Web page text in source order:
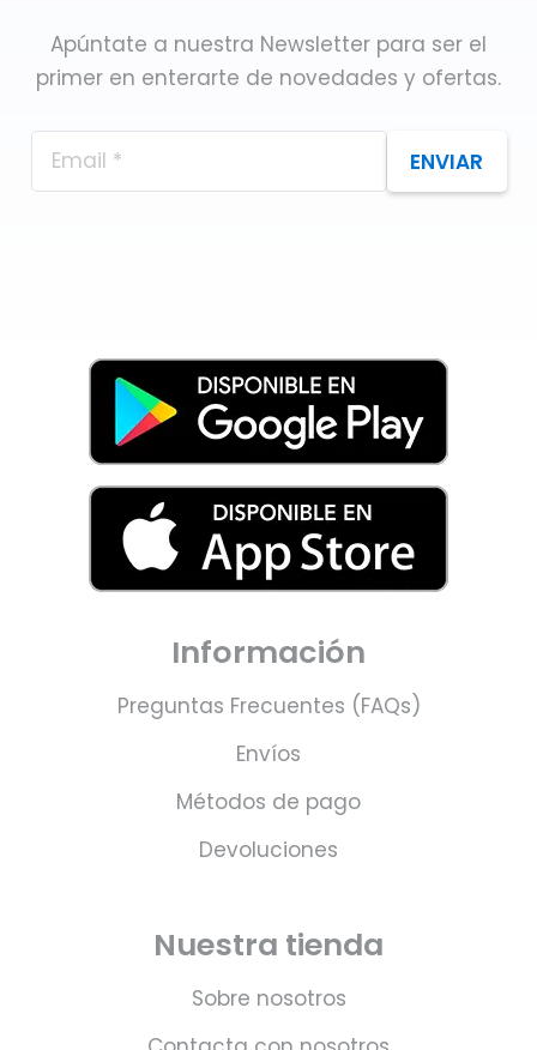
Apúntate a nuestra Newsletter para ser el
primer en enterarte de novedades y ofertas.
ENVIAR
Información
Preguntas Frecuentes (FAQs)
Envíos
Métodos de pago
Devoluciones
Nuestra tienda
Sobre nosotros